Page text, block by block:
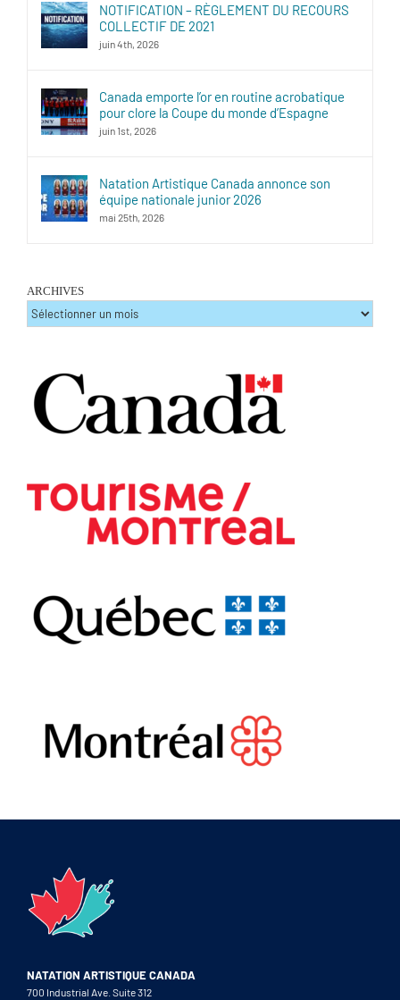
NOTIFICATION – RÈGLEMENT DU RECOURS
COLLECTIF DE 2021
juin 4th, 2026
Canada emporte l’or en routine acrobatique
pour clore la Coupe du monde d’Espagne
juin 1st, 2026
Natation Artistique Canada annonce son
équipe nationale junior 2026
mai 25th, 2026
ARCHIVES
ARCHIVES
NATATION ARTISTIQUE CANADA
700 Industrial Ave. Suite 312